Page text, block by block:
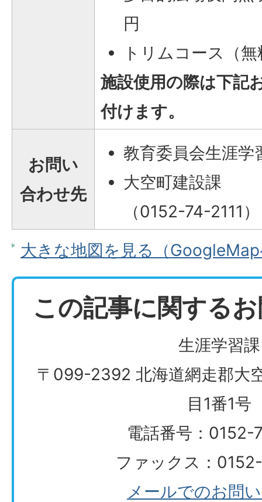
円
トリムコース（
施設使用の際は下記
付けます。
お問い
合わせ先
教育委員会生涯学
大空町建設課
（0152-74-2111）
大きな地図を見る（
この記事に関する
生涯学習課
〒099-2392 北海道網走郡大
目1番1号
電話番号：0152-
ファックス：
メールでのお問